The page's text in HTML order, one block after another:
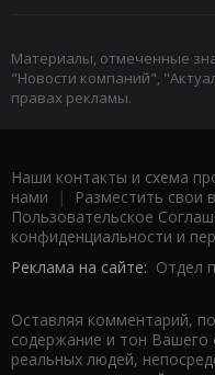
Материалы, отмеченные
"Новости компаний",
правах рекламы.
Наши контакты и схема
нами | Разместить свои
Пользовательское
конфиденциальности и
Реклама на сайте: Отдел
Оставляя комментарий,
содержание и тон Вашего
реальных людей,